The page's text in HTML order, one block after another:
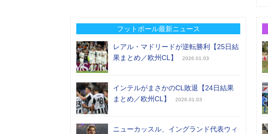
フットボール最新ニュース
レアル・マドリードが逆転勝利【25日結
果まとめ／欧州CL】
2026.01.03
インテルがまさかのCL敗退【24日結果
まとめ／欧州CL】
2026.01.03
ニューカッスル、イングランド代表ウィ